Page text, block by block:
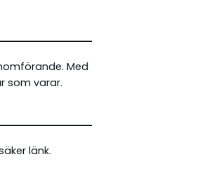
Med
som varar.
länk.